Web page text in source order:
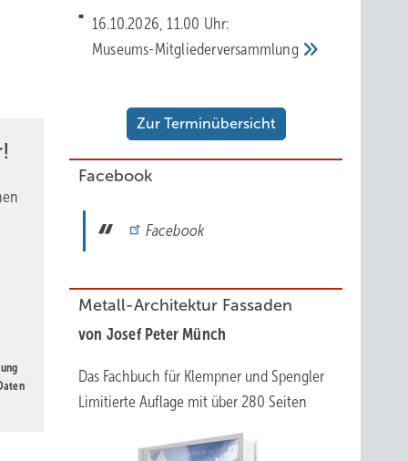
die
16.10.2026, 11.00 Uhr:
Museums-Mitgliederversammlung
Zur Terminübersicht
Facebook
Facebook
Metall-Architektur Fassaden
von Josef Peter Münch
Das Fachbuch für Klempner und Spengler
Limitierte Auflage mit über 280 Seiten